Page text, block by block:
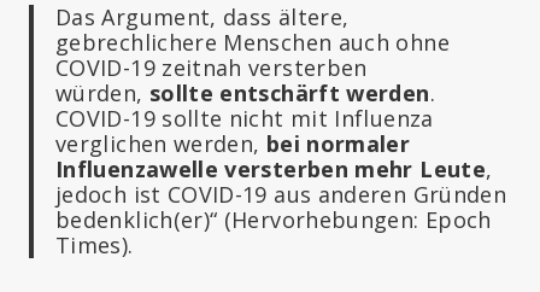
Das Argument, dass ältere,
gebrechlichere Menschen auch ohne
COVID-19 zeitnah versterben
würden, sollte entschärft werden.
COVID-19 sollte nicht mit Influenza
verglichen werden, bei normaler
Influenzawelle versterben mehr Leute,
jedoch ist COVID-19 aus anderen Gründen
bedenklich(er)“ (Hervorhebungen: Epoch
Times).